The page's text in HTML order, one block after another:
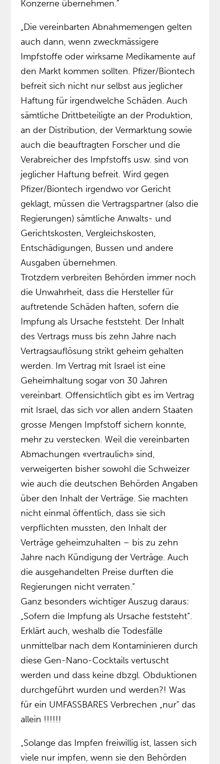
Konzerne übernehmen.”
„Die vereinbarten Abnahmemengen gelten
auch dann, wenn zweckmässigere
Impfstoffe oder wirksame Medikamente auf
den Markt kommen sollten. Pfizer/Biontech
befreit sich nicht nur selbst aus jeglicher
Haftung für irgendwelche Schäden. Auch
sämtliche Drittbeteiligte an der Produktion,
an der Distribution, der Vermarktung sowie
auch die beauftragten Forscher und die
Verabreicher des Impfstoffs usw. sind von
jeglicher Haftung befreit. Wird gegen
Pfizer/Biontech irgendwo vor Gericht
geklagt, müssen die Vertragspartner (also die
Regierungen) sämtliche Anwalts- und
Gerichtskosten, Vergleichskosten,
Entschädigungen, Bussen und andere
Ausgaben übernehmen.
Trotzdem verbreiten Behörden immer noch
die Unwahrheit, dass die Hersteller für
auftretende Schäden haften, sofern die
Impfung als Ursache feststeht. ​Der Inhalt
des Vertrags muss bis zehn Jahre nach
Vertragsauflösung strikt geheim gehalten
werden. Im Vertrag mit Israel ist eine
Geheimhaltung sogar von 30 Jahren
vereinbart. Offensichtlich gibt es im Vertrag
mit Israel, das sich vor allen andern Staaten
grosse Mengen Impfstoff sichern konnte,
mehr zu verstecken. Weil die vereinbarten
Abmachungen «vertraulich» sind,
verweigerten bisher sowohl die Schweizer
wie auch die deutschen Behörden Angaben
über den Inhalt der Verträge. Sie machten
nicht einmal öffentlich, dass sie sich
verpflichten mussten, den Inhalt der
Verträge geheimzuhalten – bis zu zehn
Jahre nach Kündigung der Verträge. Auch
die ausgehandelten Preise durften die
Regierungen nicht verraten.”
Ganz besonders wichtiger Auszug daraus:
„Sofern die Impfung als Ursache feststeht”.
Erklärt auch, weshalb die Todesfälle
unmittelbar nach dem Kontaminieren durch
diese Gen-Nano-Cocktails vertuscht
werden und dass keine dbzgl. Obduktionen
durchgeführt wurden und werden?! Was
für ein UMFASSBARES Verbrechen „nur” das
allein !!!!!!
„Solange das Impfen freiwillig ist, lassen sich
viele nur impfen, wenn sie den Behörden